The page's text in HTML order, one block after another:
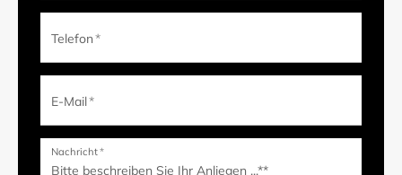
Telefon*
E-Mail*
Nachricht*